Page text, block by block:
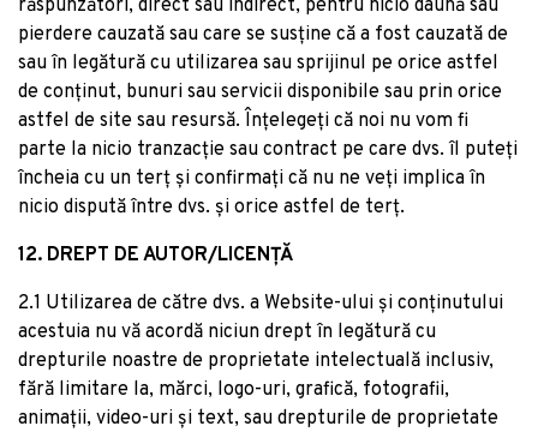
răspunzători, direct sau indirect, pentru nicio daună sau
pierdere cauzată sau care se susține că a fost cauzată de
sau în legătură cu utilizarea sau sprijinul pe orice astfel
de conținut, bunuri sau servicii disponibile sau prin orice
astfel de site sau resursă. Înțelegeți că noi nu vom fi
parte la nicio tranzacție sau contract pe care dvs. îl puteți
încheia cu un terț și confirmați că nu ne veți implica în
nicio dispută între dvs. și orice astfel de terț.
12. DREPT DE AUTOR/LICENȚĂ
2.1 Utilizarea de către dvs. a Website-ului și conținutului
acestuia nu vă acordă niciun drept în legătură cu
drepturile noastre de proprietate intelectuală inclusiv,
fără limitare la, mărci, logo-uri, grafică, fotografii,
animații, video-uri și text, sau drepturile de proprietate